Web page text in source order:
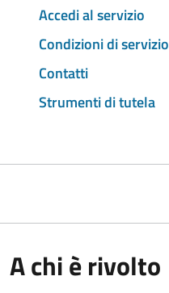
Accedi al servizio
Condizioni di servizio
Contatti
Strumenti di tutela
A chi è rivolto